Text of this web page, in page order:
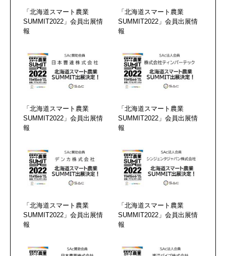
「北海道スマート農業
SUMMIT2022」会員出展情
報
「北海道スマート農業
SUMMIT2022」会員出展情
報
「北海道スマート農業
SUMMIT2022」会員出展情
報
「北海道スマート農業
SUMMIT2022」会員出展情
報
「北海道スマート農業
SUMMIT2022」会員出展情
報
「北海道スマート農業
SUMMIT2022」会員出展情
報